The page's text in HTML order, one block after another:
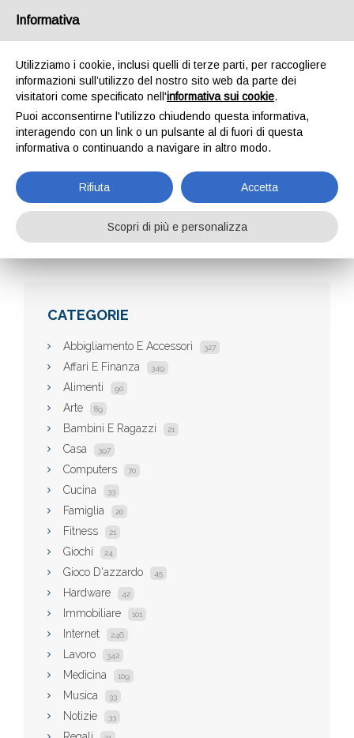
ALEXSERRAMENTI
Aziende Alexserramenti
CATEGORIE
Abbigliamento E Accessori 327
Affari E Finanza 349
Alimenti 90
Arte 89
Bambini E Ragazzi 21
Casa 397
Computers 70
Cucina 33
Famiglia 20
Fitness 21
Giochi 24
Gioco D'azzardo 45
Hardware 42
Immobiliare 101
Internet 246
Lavoro 342
Medicina 109
Musica 33
Notizie 33
Informativa
Utilizziamo i cookie, inclusi quelli di terze parti, per raccogliere
informazioni sull’utilizzo del nostro sito web da parte dei
visitatori come specificato nell'informativa sui cookie.
Puoi acconsentirne l'utilizzo chiudendo questa informativa,
interagendo con un link o un pulsante al di fuori di questa
informativa o continuando a navigare in altro modo.
Rifiuta Accetta
Scopri di più e personalizza